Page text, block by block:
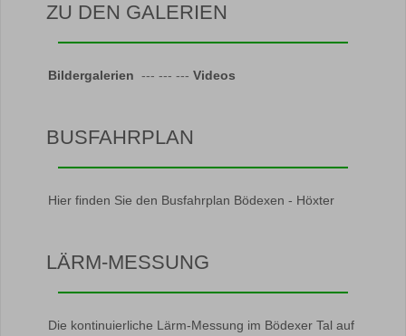
ZU DEN GALERIEN
Bildergalerien --- --- --- Videos
BUSFAHRPLAN
Hier finden Sie den Busfahrplan Bödexen - Höxter
LÄRM-MESSUNG
Die kontinuierliche Lärm-Messung im Bödexer Tal auf